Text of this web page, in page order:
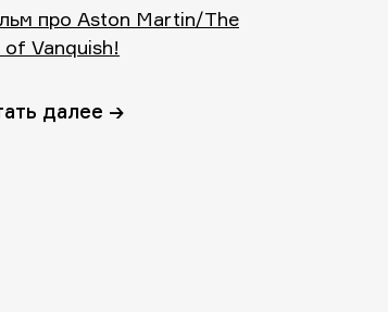
про Aston Martin/The
Vanquish!
далее →